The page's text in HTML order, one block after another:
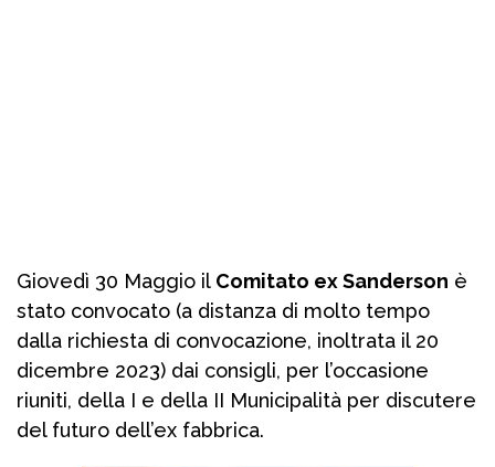
Giovedì 30 Maggio il Comitato ex Sanderson è
stato convocato (a distanza di molto tempo
dalla richiesta di convocazione, inoltrata il 20
dicembre 2023) dai consigli, per l’occasione
riuniti, della I e della II Municipalità per discutere
del futuro dell’ex fabbrica.